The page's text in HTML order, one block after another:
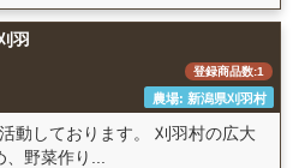
羽
登録商品数:1
農場: 新潟県刈羽村
動しております。 刈羽村の広大
野菜作り...